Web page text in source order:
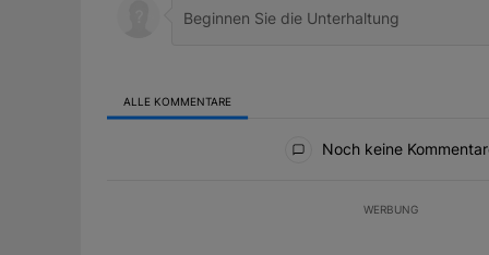
ALLE KOMMENTARE
Noch keine
WERBUNG